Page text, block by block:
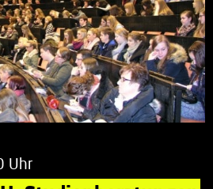
Uhr